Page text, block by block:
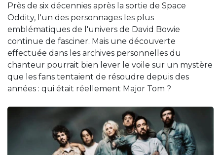
Près de six décennies après la sortie de Space
Oddity, l'un des personnages les plus
emblématiques de l'univers de David Bowie
continue de fasciner. Mais une découverte
effectuée dans les archives personnelles du
chanteur pourrait bien lever le voile sur un mystère
que les fans tentaient de résoudre depuis des
années : qui était réellement Major Tom ?